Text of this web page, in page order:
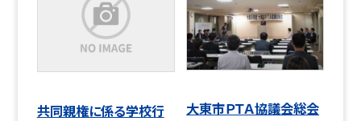
共同親権に係る学校行
大東市ＰＴＡ協議会総会